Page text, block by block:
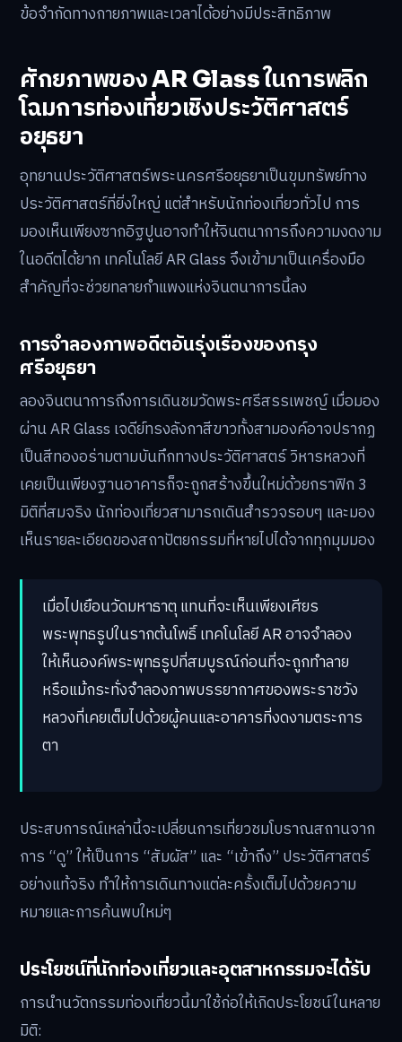
ข้อจำกัดทางกายภาพและเวลาได้อย่างมีประสิทธิภาพ
ศักยภาพของ AR Glass ในการพลิก
โฉมการท่องเที่ยวเชิงประวัติศาสตร์
อยุธยา
อุทยานประวัติศาสตร์พระนครศรีอยุธยาเป็นขุมทรัพย์ทาง
ประวัติศาสตร์ที่ยิ่งใหญ่ แต่สำหรับนักท่องเที่ยวทั่วไป การ
มองเห็นเพียงซากอิฐปูนอาจทำให้จินตนาการถึงความงดงาม
ในอดีตได้ยาก เทคโนโลยี AR Glass จึงเข้ามาเป็นเครื่องมือ
สำคัญที่จะช่วยทลายกำแพงแห่งจินตนาการนี้ลง
การจำลองภาพอดีตอันรุ่งเรืองของกรุง
ศรีอยุธยา
ลองจินตนาการถึงการเดินชมวัดพระศรีสรรเพชญ์ เมื่อมอง
ผ่าน AR Glass เจดีย์ทรงลังกาสีขาวทั้งสามองค์อาจปรากฏ
เป็นสีทองอร่ามตามบันทึกทางประวัติศาสตร์ วิหารหลวงที่
เคยเป็นเพียงฐานอาคารก็จะถูกสร้างขึ้นใหม่ด้วยกราฟิก 3
มิติที่สมจริง นักท่องเที่ยวสามารถเดินสำรวจรอบๆ และมอง
เห็นรายละเอียดของสถาปัตยกรรมที่หายไปได้จากทุกมุมมอง
เมื่อไปเยือนวัดมหาธาตุ แทนที่จะเห็นเพียงเศียร
พระพุทธรูปในรากต้นโพธิ์ เทคโนโลยี AR อาจจำลอง
ให้เห็นองค์พระพุทธรูปที่สมบูรณ์ก่อนที่จะถูกทำลาย
หรือแม้กระทั่งจำลองภาพบรรยากาศของพระราชวัง
หลวงที่เคยเต็มไปด้วยผู้คนและอาคารที่งดงามตระการ
ตา
ประสบการณ์เหล่านี้จะเปลี่ยนการเที่ยวชมโบราณสถานจาก
การ “ดู” ให้เป็นการ “สัมผัส” และ “เข้าถึง” ประวัติศาสตร์
อย่างแท้จริง ทำให้การเดินทางแต่ละครั้งเต็มไปด้วยความ
หมายและการค้นพบใหม่ๆ
ประโยชน์ที่นักท่องเที่ยวและอุตสาหกรรมจะได้รับ
การนำนวัตกรรมท่องเที่ยวนี้มาใช้ก่อให้เกิดประโยชน์ในหลาย
มิติ: